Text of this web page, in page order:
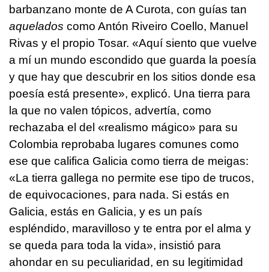
barbanzano monte de A Curota, con guías tan
aquelados como Antón Riveiro Coello, Manuel
Rivas y el propio Tosar. «Aquí siento que vuelve
a mí un mundo escondido que guarda la poesía
y que hay que descubrir en los sitios donde esa
poesía está presente», explicó. Una tierra para
la que no valen tópicos, advertía, como
rechazaba el del «realismo mágico» para su
Colombia reprobaba lugares comunes como
ese que califica Galicia como tierra de meigas:
«La tierra gallega no permite ese tipo de trucos,
de equivocaciones, para nada. Si estás en
Galicia, estás en Galicia, y es un país
espléndido, maravilloso y te entra por el alma y
se queda para toda la vida», insistió para
ahondar en su peculiaridad, en su legitimidad